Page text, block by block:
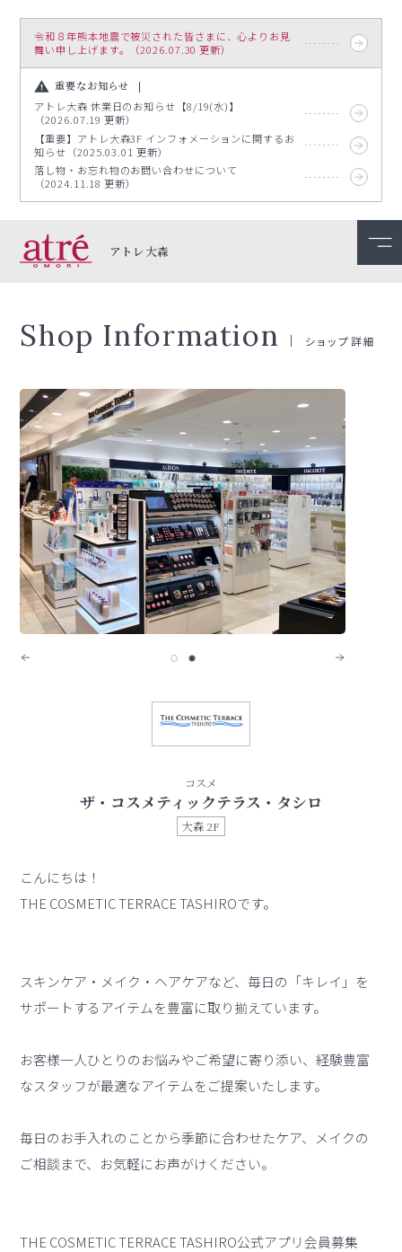
令和８年熊本地震で被災された皆さまに、心よりお見
舞い申し上げます。（2026.07.30 更新）
重要なお知らせ
アトレ大森 休業日のお知らせ【8/19(水)】
（2026.07.19 更新）
【重要】アトレ大森3F インフォメーションに関するお
知らせ（2025.03.01 更新）
落し物・お忘れ物のお問い合わせについて
（2024.11.18 更新）
アトレ大森
Shop Information ショップ詳細
コスメ
ザ・コスメティックテラス・タシロ
大森 2F
こんにちは！
THE COSMETIC TERRACE TASHIROです。
スキンケア・メイク・ヘアケアなど、毎日の「キレイ」を
サポートするアイテムを豊富に取り揃えています。
お客様一人ひとりのお悩みやご希望に寄り添い、経験豊富
なスタッフが最適なアイテムをご提案いたします。
毎日のお手入れのことから季節に合わせたケア、メイクの
ご相談まで、お気軽にお声がけください。
THE COSMETIC TERRACE TASHIRO公式アプリ会員募集